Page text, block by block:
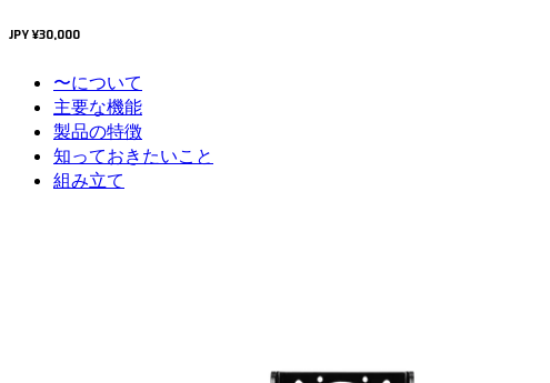
JPY ¥30,000
〜について
主要な機能
製品の特徴
知っておきたいこと
組み立て